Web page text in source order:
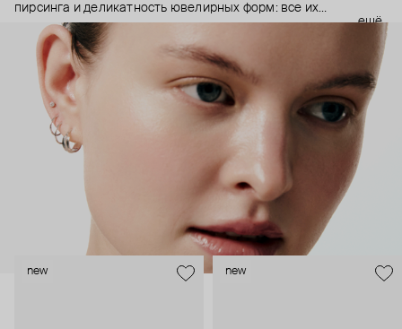
пирсинга и деликатность ювелирных форм: все их
украшения ручной работы. В процессе создания участвуют
как профессиональные пирсеры (они отвечают за
безопасность и эргономичность пирсинга), так и ювелирные
стилисты (благодаря им дизайн соответствует трендам, а
украшения легко сочетаются между собой).
Украшения AURIS – для тех, кто открыто выражает себя, но
делает это интеллигентно и по-взрослому.
ещё
new new